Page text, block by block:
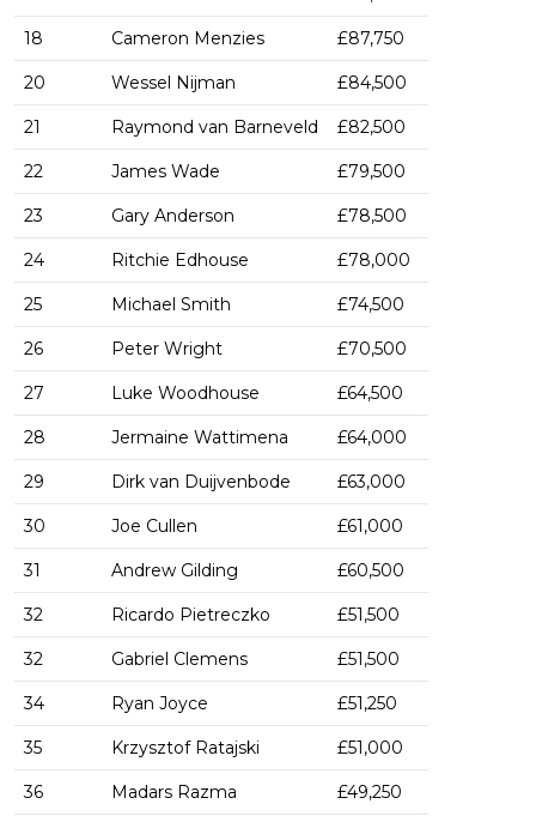
18 Cameron Menzies £87,750
20 Wessel Nijman £84,500
21 Raymond van Barneveld £82,500
22 James Wade £79,500
23 Gary Anderson £78,500
24 Ritchie Edhouse £78,000
25 Michael Smith £74,500
26 Peter Wright £70,500
27 Luke Woodhouse £64,500
28 Jermaine Wattimena £64,000
29 Dirk van Duijvenbode £63,000
30 Joe Cullen £61,000
31 Andrew Gilding £60,500
32 Ricardo Pietreczko £51,500
32 Gabriel Clemens £51,500
34 Ryan Joyce £51,250
35 Krzysztof Ratajski £51,000
36 Madars Razma £49,250